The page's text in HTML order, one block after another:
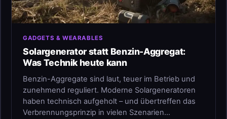
GADGETS & WEARABLES
Solargenerator statt Benzin-Aggregat:
Was Technik heute kann
Benzin-Aggregate sind laut, teuer im Betrieb und
zunehmend reguliert. Moderne Solargeneratoren
haben technisch aufgeholt – und übertreffen das
Verbrennungsprinzip in vielen Szenarien…